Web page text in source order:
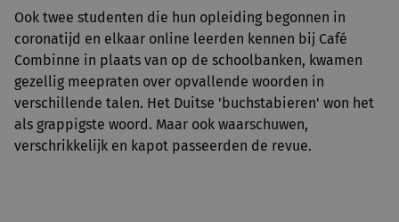
Ook twee studenten die hun opleiding begonnen in
coronatijd en elkaar online leerden kennen bij Café
Combinne in plaats van op de schoolbanken, kwamen
gezellig meepraten over opvallende woorden in
verschillende talen. Het Duitse 'buchstabieren' won het
als grappigste woord. Maar ook waarschuwen,
verschrikkelijk en kapot passeerden de revue.